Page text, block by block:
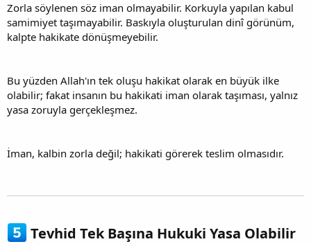
Zorla söylenen söz iman olmayabilir. Korkuyla yapılan kabul
samimiyet taşımayabilir. Baskıyla oluşturulan dinî görünüm,
kalpte hakikate dönüşmeyebilir.
Bu yüzden Allah'ın tek oluşu hakikat olarak en büyük ilke
olabilir; fakat insanın bu hakikati iman olarak taşıması, yalnız
yasa zoruyla gerçekleşmez.
İman, kalbin zorla değil; hakikati görerek teslim olmasıdır.
Tevhid Tek Başına Hukuki Yasa Olabilir